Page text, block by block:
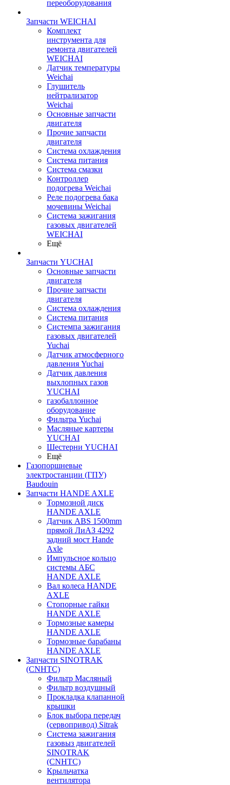
переоборудования
Запчасти WEICHAI
Комплект
инструмента для
ремонта двигателей
WEICHAI
Датчик температуры
Weichai
Глушитель
нейтрализатор
Weichai
Основные запчасти
двигателя
Прочие запчасти
двигателя
Система охлаждения
Система питания
Система смазки
Контроллер
подогрева Weichai
Реле подогрева бака
мочевины Weichai
Система зажигания
газовых двигателей
WEICHAI
Ещё
Запчасти YUCHAI
Основные запчасти
двигателя
Прочие запчасти
двигателя
Система охлаждения
Система питания
Системпа зажигания
газовых двигателей
Yuchai
Датчик атмосферного
давления Yuchai
Датчик давления
выхлопных газов
YUCHAI
газобаллонное
оборудование
Фильтра Yuchai
Масляные картеры
YUCHAI
Шестерни YUCHAI
Ещё
Газопоршневые
электростанции (ГПУ)
Baudouin
Запчасти HANDE AXLE
Тормозной диск
HANDE AXLE
Датчик ABS 1500mm
прямой ЛиАЗ 4292
задний мост Hande
Axle
Импульсное кольцо
системы АБС
HANDE AXLE
Вал колеса HANDE
AXLE
Стопорные гайки
HANDE AXLE
Тормозные камеры
HANDE AXLE
Тормозные барабаны
HANDE AXLE
Запчасти SINOTRAK
(CNHTC)
Фильтр Масляный
Фильтр воздушный
Прокладка клапанной
крышки
Блок выбора передач
(сервопривод) Sitrak
Система зажигания
газовыз двигателей
SINOTRAK
(CNHTC)
Крыльчатка
вентилятора